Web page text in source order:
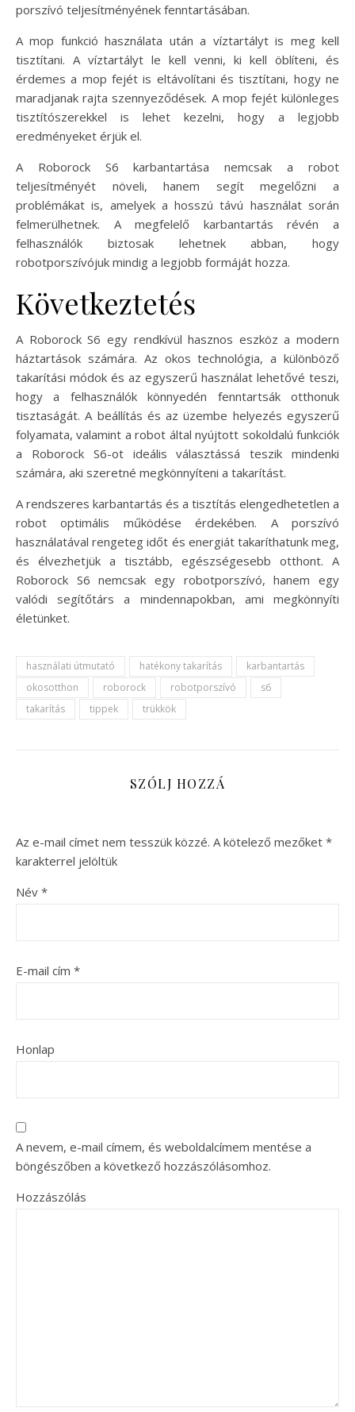
porszívó teljesítményének fenntartásában.
A mop funkció használata után a víztartályt is meg kell
tisztítani. A víztartályt le kell venni, ki kell öblíteni, és
érdemes a mop fejét is eltávolítani és tisztítani, hogy ne
maradjanak rajta szennyeződések. A mop fejét különleges
tisztítószerekkel is lehet kezelni, hogy a legjobb
eredményeket érjük el.
A Roborock S6 karbantartása nemcsak a robot
teljesítményét növeli, hanem segít megelőzni a
problémákat is, amelyek a hosszú távú használat során
felmerülhetnek. A megfelelő karbantartás révén a
felhasználók biztosak lehetnek abban, hogy
robotporszívójuk mindig a legjobb formáját hozza.
Következtetés
A Roborock S6 egy rendkívül hasznos eszköz a modern
háztartások számára. Az okos technológia, a különböző
takarítási módok és az egyszerű használat lehetővé teszi,
hogy a felhasználók könnyedén fenntartsák otthonuk
tisztaságát. A beállítás és az üzembe helyezés egyszerű
folyamata, valamint a robot által nyújtott sokoldalú funkciók
a Roborock S6-ot ideális választássá teszik mindenki
számára, aki szeretné megkönnyíteni a takarítást.
A rendszeres karbantartás és a tisztítás elengedhetetlen a
robot optimális működése érdekében. A porszívó
használatával rengeteg időt és energiát takaríthatunk meg,
és élvezhetjük a tisztább, egészségesebb otthont. A
Roborock S6 nemcsak egy robotporszívó, hanem egy
valódi segítőtárs a mindennapokban, ami megkönnyíti
életünket.
használati útmutató hatékony takarítás
karbantartás
okosotthon
roborock robotporszívó
s6
takarítás
tippek trükkök
SZÓLJ HOZZÁ
Az e-mail címet nem tesszük közzé. A kötelező mezőket *
karakterrel jelöltük
Név *
E-mail cím *
Honlap
A nevem, e-mail címem, és weboldalcímem mentése a
böngészőben a következő hozzászólásomhoz.
Hozzászólás